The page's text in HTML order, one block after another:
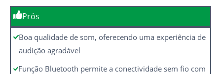
Prós
Boa qualidade de som, oferecendo uma experiência de
audição agradável
Função Bluetooth permite a conectividade sem fio com